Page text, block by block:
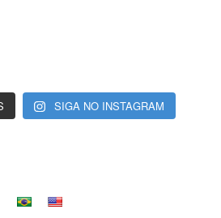
SIGA NO INSTAGRAM